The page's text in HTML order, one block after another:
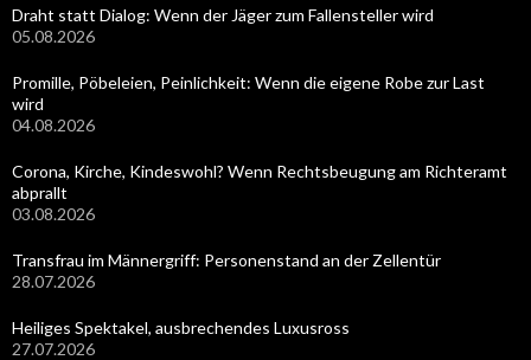
Draht statt Dialog: Wenn der Jäger zum Fallensteller wird
05.08.2026
Promille, Pöbeleien, Peinlichkeit: Wenn die eigene Robe zur Last
wird
04.08.2026
Corona, Kirche, Kindeswohl? Wenn Rechtsbeugung am Richteramt
abprallt
03.08.2026
Transfrau im Männergriff: Personenstand an der Zellentür
28.07.2026
Heiliges Spektakel, ausbrechendes Luxusross
27.07.2026